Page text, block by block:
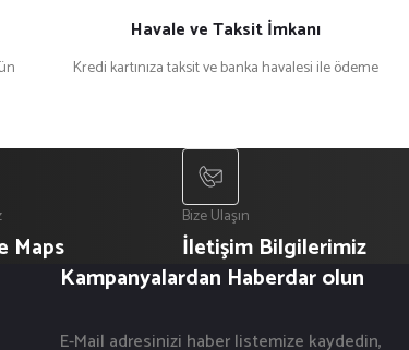
Havale ve Taksit İmkanı
Kredi kartınıza taksit ve banka havalesi ile ödeme
Maps
Bize Ulaşın
İletişim Bilgilerimiz
Kampanyalardan Haberdar olun
E-Mail adresinizi haber listemize kaydedin,